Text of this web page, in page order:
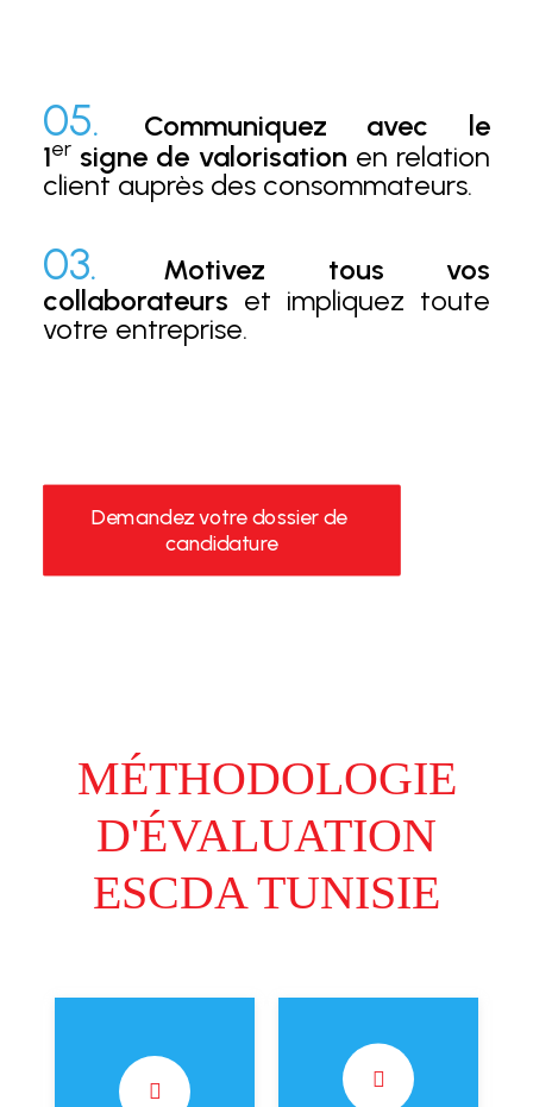
05.
Communiquez avec le
1er signe de valorisation en relation
client auprès des consommateurs.
03.
Motivez tous vos
collaborateurs et impliquez toute
votre entreprise.
Demandez votre dossier de
candidature
MÉTHODOLOGIE
D'ÉVALUATION
ESCDA TUNISIE
finale) Le client
mystère appelle le
service client,
finale) Le client
mystère publie un
commentaire sur la